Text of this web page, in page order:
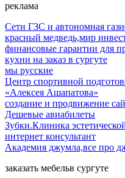
реклама
Сети ГЗС и автономная
красный медведь,мир
финансовые гарантии для
кухни на заказ в сургуте
мы русские
Центр спортивной
«Алексея Ашапатова»
создание и продвижение
Дешевые авиабилеты
Зубки.Клиника
интернет консультант
Академия джумла,все про
заказать мебельв сургуте